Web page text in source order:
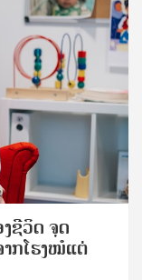
ຊີວິດ ຈຸດ
ກໂຮງໝໍແຕ່